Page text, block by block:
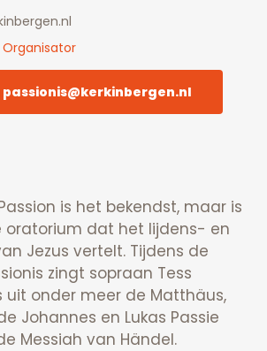
Organisator
is het bekendst, maar is
oratorium dat het lijdens- en
Jezus vertelt. Tijdens de
zingt sopraan Tess
uit onder meer de Matthäus,
Johannes en Lukas Passie
Messiah van Händel.